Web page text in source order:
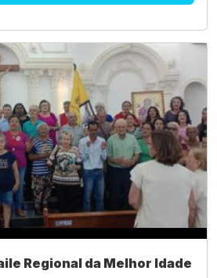
Regional da Melhor Idade